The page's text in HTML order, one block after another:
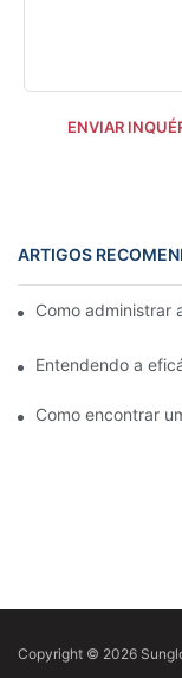
ENVIAR
ARTIGOS
Como administrar
Entendendo a
Como encontrar
Copyright © 2026